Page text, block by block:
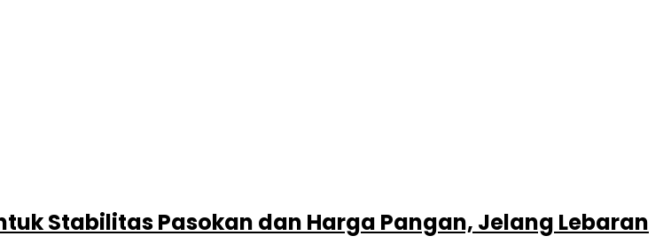
Stabilitas Pasokan dan Harga Pangan, Jelang Lebaran